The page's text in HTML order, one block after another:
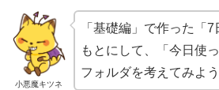
小悪魔キツネ
「基礎編」で作った「
もとにして、「今日使
フォルダを考えてみよう